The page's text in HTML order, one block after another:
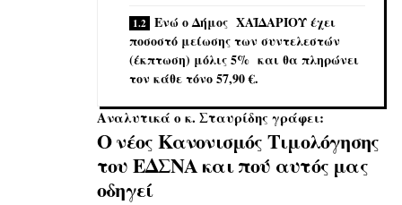
Ενώ ο Δήμος ΧΑΪΔΑΡΙΟΥ έχει
ποσοστό μείωσης των συντελεστών
(έκπτωση) μόλις 5% και θα πληρώνει
τον κάθε τόνο 57,90 €.
Αναλυτικά ο κ. Σταυρίδης γράφει:
Ο νέος Κανονισμός Τιμολόγησης
του ΕΔΣΝΑ και πού αυτός μας
οδηγεί